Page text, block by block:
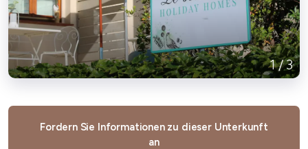
1/3
Fordern Sie Informationen zu dieser Unterkunft
an